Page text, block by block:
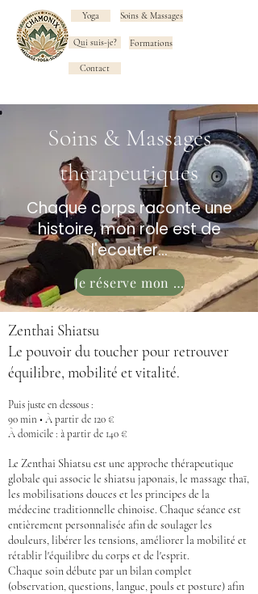
Yoga Soins & Massages
Qui suis-je? Formations
Contact
Soins & Massages
therapeutiques
Chaque corps raconte une
histoire, mon role est de
l'ecouter...
Je réserve mon soin
Zenthai Shiatsu
Le pouvoir du toucher pour retrouver
équilibre, mobilité et vitalité.
Puis juste en dessous :
90 min • À partir de 120 €
À domicile : à partir de 140 €
​Le Zenthai Shiatsu est une approche thérapeutique
globale qui associe le shiatsu japonais, le massage thaï,
les mobilisations douces et les principes de la
médecine traditionnelle chinoise. Chaque séance est
entièrement personnalisée afin de soulager les
douleurs, libérer les tensions, améliorer la mobilité et
rétablir l'équilibre du corps et de l'esprit.
Chaque soin débute par un bilan complet
(observation, questions, langue, pouls et posture) afin